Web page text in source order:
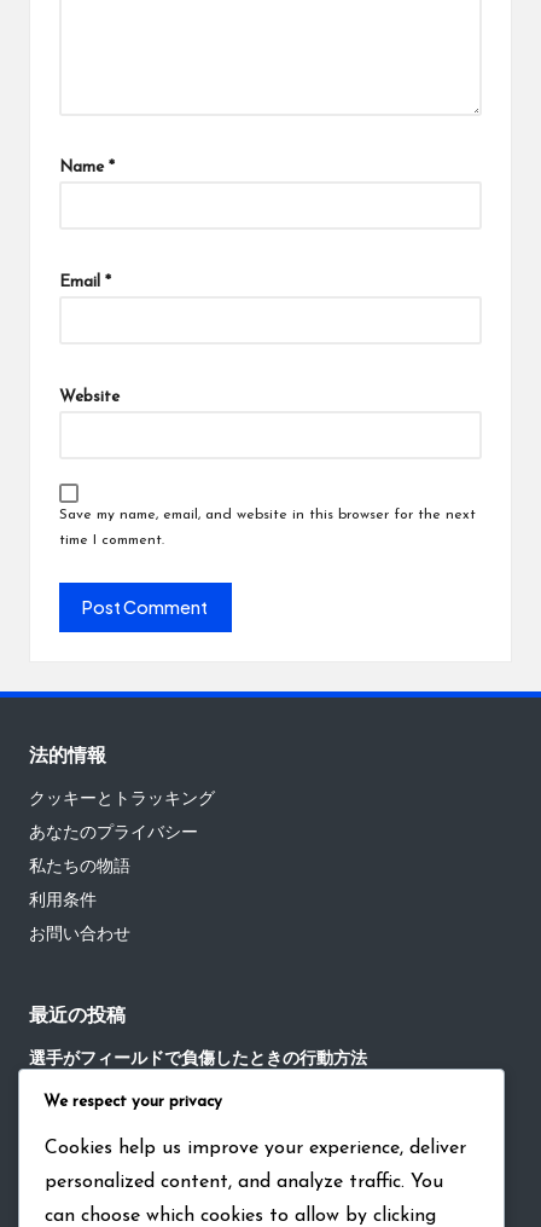
Name *
Email *
Website
Save my name, email, and website in this browser for the next
time I comment.
法的情報
クッキーとトラッキング
あなたのプライバシー
私たちの物語
利用条件
お問い合わせ
最近の投稿
選手がフィールドで負傷したときの行動方法
試合後の交流における暗黙の野球ルールの役割
野球の試合における重要な瞬間における沈黙の役割
野球におけるチーム戦略討論における暗黙のルールの役割
We respect your privacy
Cookies help us improve your experience, deliver
personalized content, and analyze traffic. You
can choose which cookies to allow by clicking